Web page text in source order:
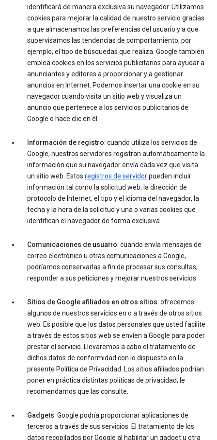
identificará de manera exclusiva su navegador. Utilizamos
cookies para mejorar la calidad de nuestro servicio gracias
a que almacenamos las preferencias del usuario y a que
supervisamos las tendencias de comportamiento, por
ejemplo, el tipo de búsquedas que realiza. Google también
emplea cookies en los servicios publicitarios para ayudar a
anunciantes y editores a proporcionar y a gestionar
anuncios en Internet. Podemos insertar una cookie en su
navegador cuando visita un sitio web y visualiza un
anuncio que pertenece a los servicios publicitarios de
Google o hace clic en él.
Información de registro: cuando utiliza los servicios de
Google, nuestros servidores registran automáticamente la
información que su navegador envía cada vez que visita
un sitio web. Estos registros de servidorpueden incluir
información tal como la solicitud web, la dirección de
protocolo de Internet, el tipo y el idioma del navegador, la
fecha y la hora de la solicitud y una o varias cookies que
identifican el navegador de forma exclusiva.
Comunicaciones de usuario: cuando envía mensajes de
correo electrónico u otras comunicaciones a Google,
podríamos conservarlas a fin de procesar sus consultas,
responder a sus peticiones y mejorar nuestros servicios.
Sitios de Google afiliados en otros sitios: ofrecemos
algunos de nuestros servicios en o a través de otros sitios
web. Es posible que los datos personales que usted facilite
a través de estos sitios web se envíen a Google para poder
prestar el servicio. Llevaremos a cabo el tratamiento de
dichos datos de conformidad con lo dispuesto en la
presente Política de Privacidad. Los sitios afiliados podrían
poner en práctica distintas políticas de privacidad; le
recomendamos que las consulte.
Gadgets: Google podría proporcionar aplicaciones de
terceros a través de sus servicios. El tratamiento de los
datos recopilados por Google al habilitar un gadget u otra